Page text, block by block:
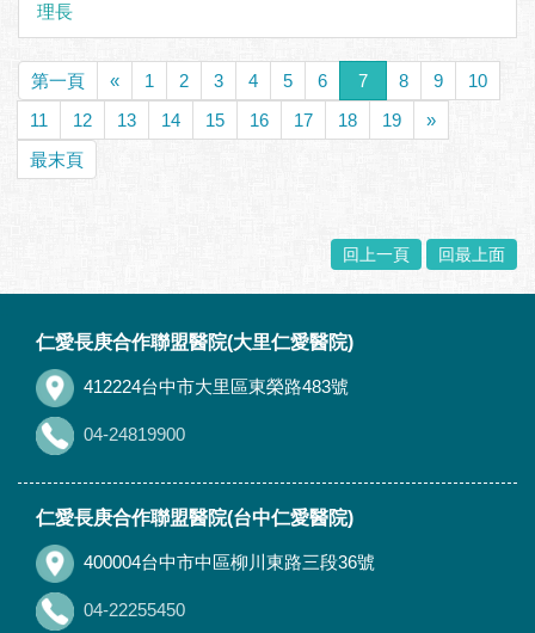
理長
第一頁 « 1 2 3 4 5 6 7 8 9
10
11
12 13 14 15 16 17 18 19
»
最末頁
回上一頁 回最上面
仁愛長庚合作聯盟醫院(大里仁愛醫院)
412224台中市大里區東榮路483號
04-24819900
仁愛長庚合作聯盟醫院(台中仁愛醫院)
400004台中市中區柳川東路三段36號
04-22255450